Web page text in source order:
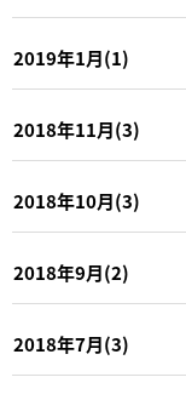
2019年1月(1)
2018年11月(3)
2018年10月(3)
2018年9月(2)
2018年7月(3)